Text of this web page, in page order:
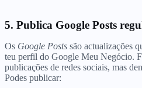
5. Publica Google Posts
Os Google Posts são actualizações
teu perfil do Google Meu Negócio.
publicações de redes sociais, mas
Podes publicar: